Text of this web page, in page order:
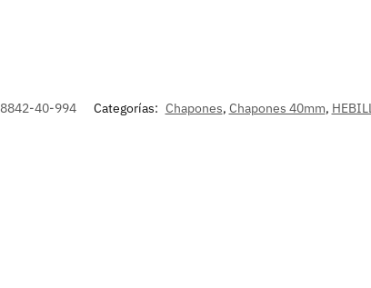
8842-40-994 Categorías: Chapones, Chapones 40mm,